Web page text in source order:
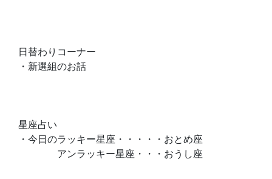
日替わりコーナー
・新選組のお話
星座占い
・今日のラッキー星座・・・・・おとめ座
アンラッキー星座・・・おうし座